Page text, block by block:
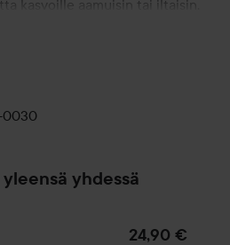
kasvoille aamuisin tai iltaisin.
tuotteen levityksen
0030
yhdessä
24,90 €